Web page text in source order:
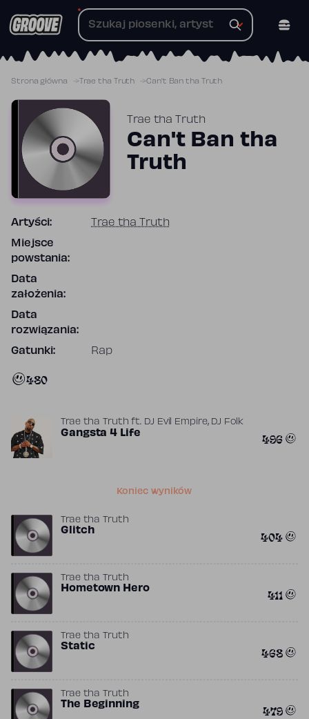
do
Strona główna Trae tha Truth Can't Ban tha Truth
Trae tha Truth
Can't Ban tha
Truth
Artyści: Trae tha Truth
Miejsce
powstania:
Data
założenia:
Data
rozwiązania:
Gatunki: Rap
480
Trae tha Truth ft. DJ Evil Empire, DJ Folk
Gangsta 4 Life 496
Koniec wyników
Trae tha Truth
Glitch 404
Trae tha Truth
Hometown Hero 411
Trae tha Truth
Static 468
Trae tha Truth
The Beginning 479